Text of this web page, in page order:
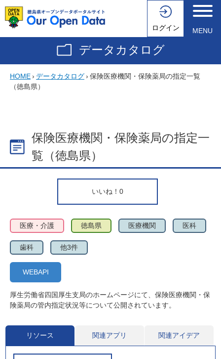
ログイン MENU
データカタログ
HOME› データカタログ› 保険医療機関・保険薬局の指定一覧
（徳島県）
保険医療機関・保険薬局の指定一
覧（徳島県）
いいね！ 0
医療・介護 徳島県 医療機関 医科
歯科 他3件
WEBAPI
厚生労働省四国厚生支局のホームページにて、保険医療機関・保
険薬局の管内指定状況等について公開されています。
リソース 関連アプリ 関連アイデア